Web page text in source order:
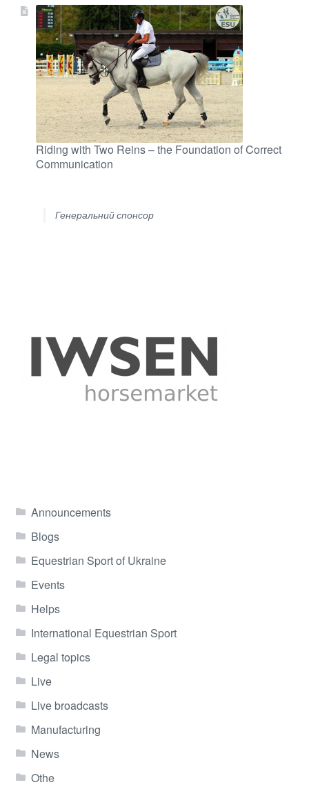
Riding with Two Reins – the Foundation of Correct
Communication
Генеральний спонсор
Announcements
Blogs
Equestrian Sport of Ukraine
Events
Helps
International Equestrian Sport
Legal topics
Live
Live broadcasts
Manufacturing
News
Othe